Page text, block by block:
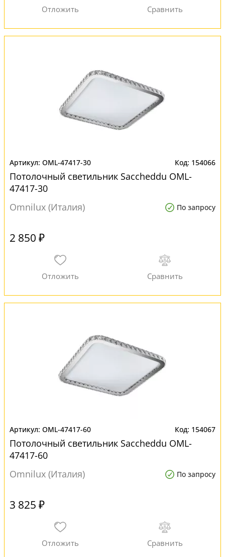
OML-47417-30 154066
Потолочный светильник Saccheddu OML-
47417-30
Omnilux (Италия)
По запросу
2 850 ₽
OML-47417-60 154067
Потолочный светильник Saccheddu OML-
47417-60
Omnilux (Италия)
По запросу
3 825 ₽